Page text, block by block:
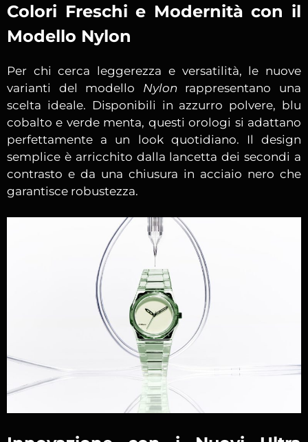
Colori Freschi e Modernità con il
Modello Nylon
Per chi cerca leggerezza e versatilità, le nuove
varianti del modello Nylon rappresentano una
scelta ideale. Disponibili in azzurro polvere, blu
cobalto e verde menta, questi orologi si adattano
perfettamente a un look quotidiano. Il design
semplice è arricchito dalla lancetta dei secondi a
contrasto e da una chiusura in acciaio nero che
garantisce robustezza.